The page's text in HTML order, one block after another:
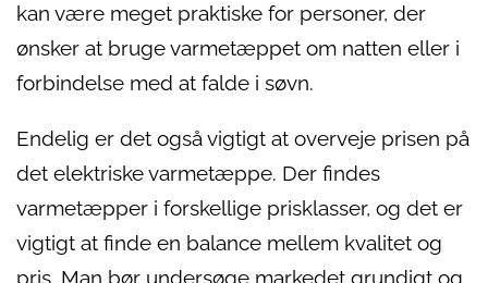
kan være meget praktiske for personer, der
ønsker at bruge varmetæppet om natten eller i
forbindelse med at falde i søvn.
Endelig er det også vigtigt at overveje prisen på
det elektriske varmetæppe. Der findes
varmetæpper i forskellige prisklasser, og det er
vigtigt at finde en balance mellem kvalitet og